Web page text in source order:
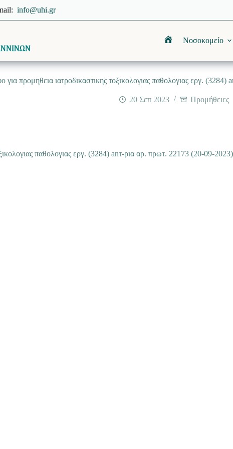
info@uhi.gr
ΑρχικήΝοσοκομείο
για προμηθεια ιατροδικαστικης τοξικολογιας παθολογιας εργ.
20 Σεπ 2023 Προμήθειες
παθολογιας εργ. (3284) anτ-ρια αρ. πρωτ. 22173 (20-09-2023)